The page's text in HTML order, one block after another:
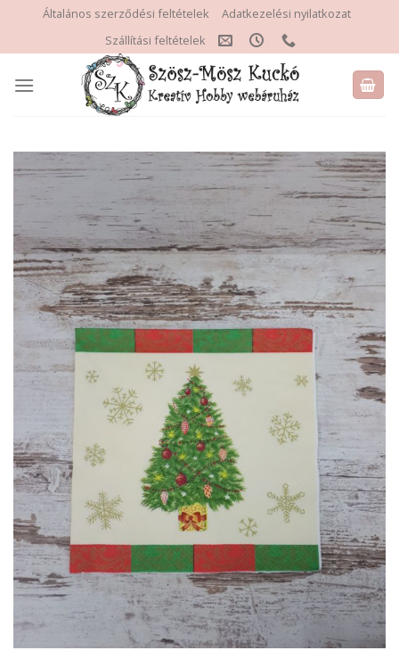
content
Általános szerződési feltételek
Adatkezelési nyilatkozat
Szállítási feltételek